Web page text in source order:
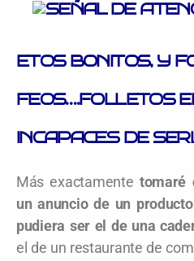
ETOS BONITOS, Y
FEOS….FOLLETOS
INCAPACES DE
Más exactamente tomaré
un anuncio de un
pudiera ser el de una
el de un restaurante de